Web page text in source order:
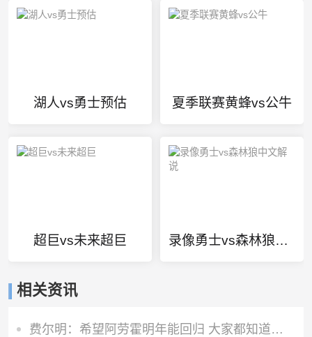
湖人vs勇士预估 夏季联赛黄蜂vs公牛
超巨vs未来超巨 录像勇士vs森林狼中文解说
相关资讯
费尔明：希望阿劳霍明年能回归 大家都知道罗德里是非凡的球员